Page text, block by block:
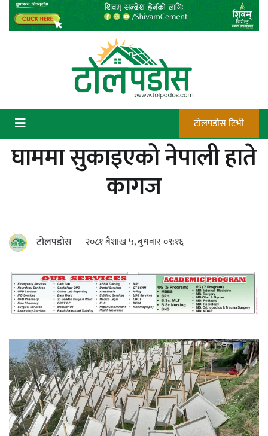
Skip
content
टोलपडोस टिभी
कन्चटमा पेस्तोल तेर्सिँदा पनि प्रयोग गर्न
सक्दैनन् डिएफओले गोली चलाउने अधिकार
न्याय सुनिश्चित गर्न सुरक्षा निकायको दायित्व
महत्त्वपूर्ण हुन्छ : मेयर मण्डल
रौतहटमा चट्याङ लाग्दा एककोे मृत्यु
घाममा सुकाइएको नेपाली हाते
कागज
टोलपडोस २०८१ बैशाख ५, बुधबार ०९:१६